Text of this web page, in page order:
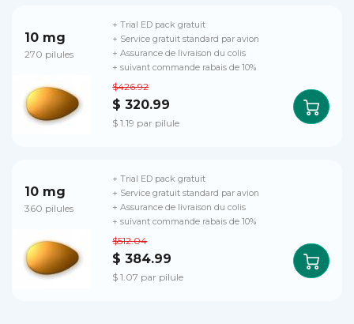
10 mg
270 pilules
$426.92
$ 320.99
$ 1.19 par pilule
+ Trial ED pack gratuit
+ Service gratuit standard par avion
+ Assurance de livraison du colis
+ suivant commande rabais de 10%
10 mg
360 pilules
$512.04
$ 384.99
$ 1.07 par pilule
+ Trial ED pack gratuit
+ Service gratuit standard par avion
+ Assurance de livraison du colis
+ suivant commande rabais de 10%